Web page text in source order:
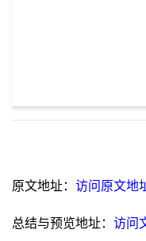
原文地址： 访问原文地
总结与预览地址： 访问